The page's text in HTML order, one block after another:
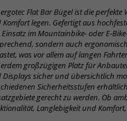
Flat Bar Bügel ist die
legen. Gefertigt aus
im Mountainbike- oder E-
sondern auch
was vor allem auf langen
großzügigen Platz für
sicher und übersichtlich
Sicherheitsstufen
gerecht zu werden. Ob
Langlebigkeit und